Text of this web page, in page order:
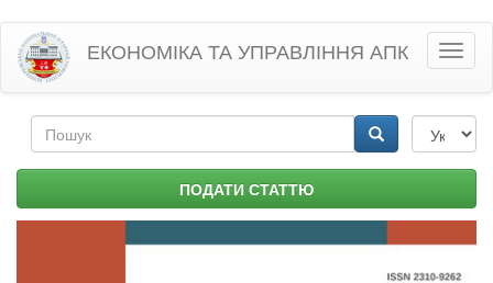
Перейти
основного
матеріалу
ЕКОНОМІКА ТА УПРАВЛІННЯ АПК
Пошукова
форма ПОДАТИ СТАТТЮ